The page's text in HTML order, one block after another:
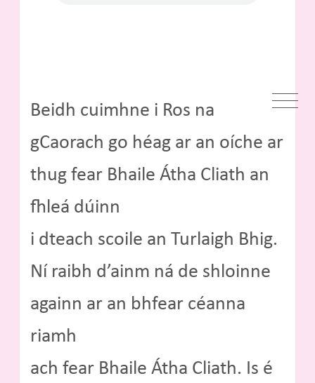
Beidh cuimhne i Ros na
gCaorach go héag ar an oíche ar
thug fear Bhaile Átha Cliath an
fhleá dúinn
i dteach scoile an Turlaigh Bhig.
Ní raibh d’ainm ná de shloinne
againn ar an bhfear céanna
riamh
ach fear Bhaile Átha Cliath. Is é